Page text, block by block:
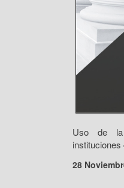
Uso de
instituciones
28